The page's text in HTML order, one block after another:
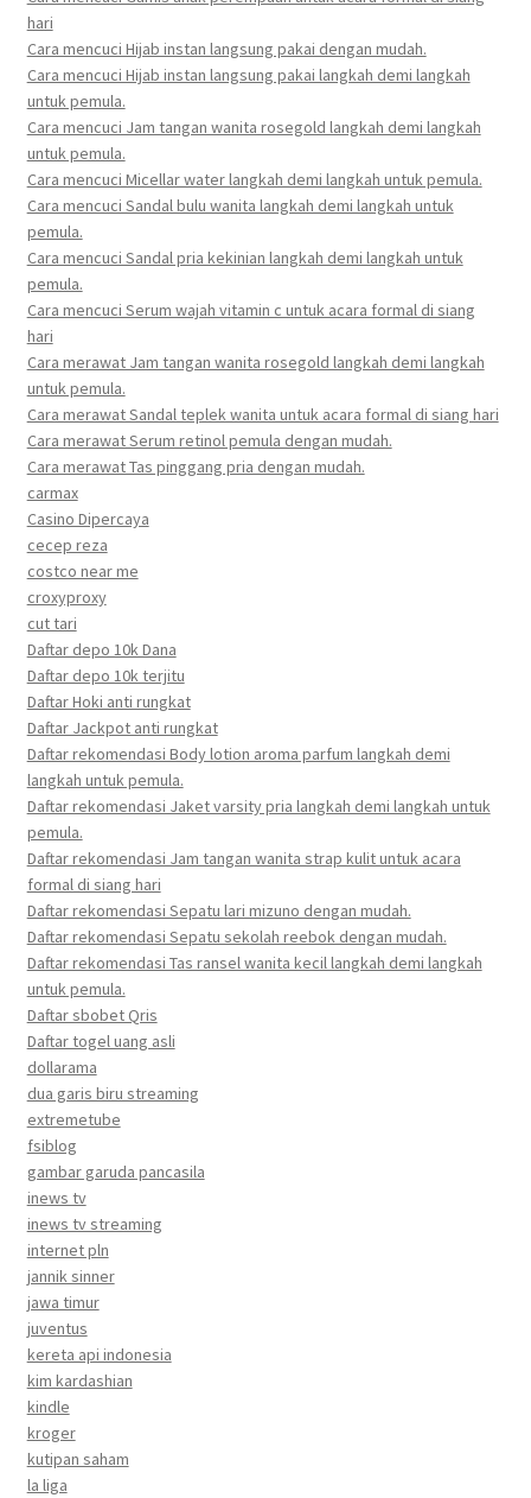
hari
Cara mencuci Hijab instan langsung pakai dengan mudah.
Cara mencuci Hijab instan langsung pakai langkah demi langkah
untuk pemula.
Cara mencuci Jam tangan wanita rosegold langkah demi langkah
untuk pemula.
Cara mencuci Micellar water langkah demi langkah untuk pemula.
Cara mencuci Sandal bulu wanita langkah demi langkah untuk
pemula.
Cara mencuci Sandal pria kekinian langkah demi langkah untuk
pemula.
Cara mencuci Serum wajah vitamin c untuk acara formal di siang
hari
Cara merawat Jam tangan wanita rosegold langkah demi langkah
untuk pemula.
Cara merawat Sandal teplek wanita untuk acara formal di siang hari
Cara merawat Serum retinol pemula dengan mudah.
Cara merawat Tas pinggang pria dengan mudah.
carmax
Casino Dipercaya
cecep reza
costco near me
croxyproxy
cut tari
Daftar depo 10k Dana
Daftar depo 10k terjitu
Daftar Hoki anti rungkat
Daftar Jackpot anti rungkat
Daftar rekomendasi Body lotion aroma parfum langkah demi
langkah untuk pemula.
Daftar rekomendasi Jaket varsity pria langkah demi langkah untuk
pemula.
Daftar rekomendasi Jam tangan wanita strap kulit untuk acara
formal di siang hari
Daftar rekomendasi Sepatu lari mizuno dengan mudah.
Daftar rekomendasi Sepatu sekolah reebok dengan mudah.
Daftar rekomendasi Tas ransel wanita kecil langkah demi langkah
untuk pemula.
Daftar sbobet Qris
Daftar togel uang asli
dollarama
dua garis biru streaming
extremetube
fsiblog
gambar garuda pancasila
inews tv
inews tv streaming
internet pln
jannik sinner
jawa timur
juventus
kereta api indonesia
kim kardashian
kindle
kroger
kutipan saham
la liga